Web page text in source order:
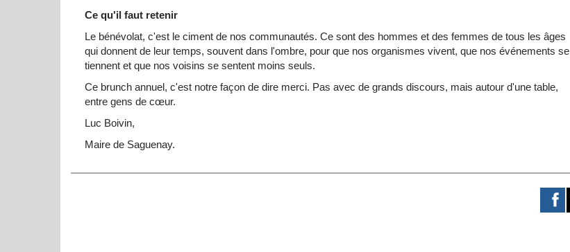
Ce qu'il faut retenir
Le bénévolat, c'est le ciment de nos communautés. Ce sont des hommes et des femmes de tous les âges
qui donnent de leur temps, souvent dans l'ombre, pour que nos organismes vivent, que nos événements se
tiennent et que nos voisins se sentent moins seuls.
Ce brunch annuel, c'est notre façon de dire merci. Pas avec de grands discours, mais autour d'une table,
entre gens de cœur.
Luc Boivin,
Maire de Saguenay.